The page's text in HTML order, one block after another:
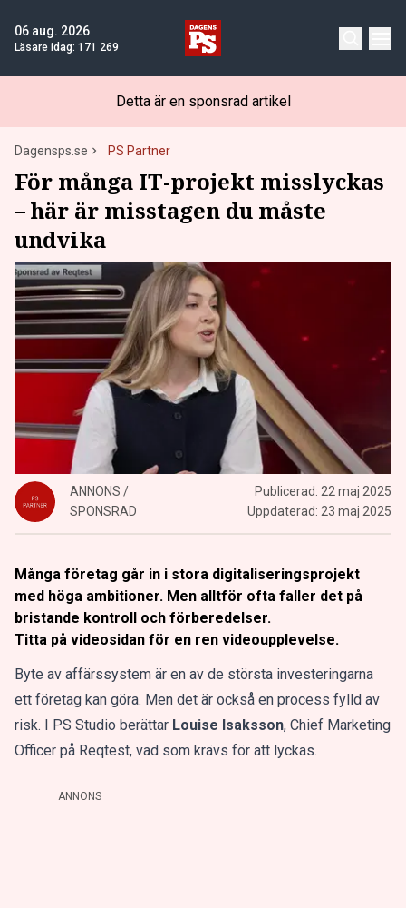
06 aug. 2026
Läsare idag: 171 269
Detta är en sponsrad artikel
Dagensps.se PS Partner
För många IT-projekt misslyckas
– här är misstagen du måste
undvika
ANNONS /
SPONSRAD
Publicerad: 22 maj 2025
Uppdaterad: 23 maj 2025
Många företag går in i stora digitaliseringsprojekt
med höga ambitioner. Men alltför ofta faller det på
bristande kontroll och förberedelser.
Titta på videosidan för en ren videoupplevelse.
Byte av affärssystem är en av de största investeringarna
ett företag kan göra. Men det är också en process fylld av
risk. I PS Studio berättar Louise Isaksson, Chief Marketing
Officer på Reqtest, vad som krävs för att lyckas.
ANNONS